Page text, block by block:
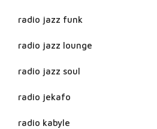
radio jazz funk
radio jazz lounge
radio jazz soul
radio jekafo
radio kabyle